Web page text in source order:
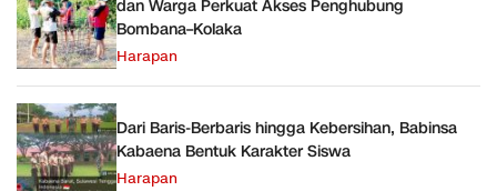
dan Warga Perkuat Akses Penghubung
Bombana–Kolaka
Harapan
Dari Baris-Berbaris hingga Kebersihan, Babinsa
Kabaena Bentuk Karakter Siswa
Harapan